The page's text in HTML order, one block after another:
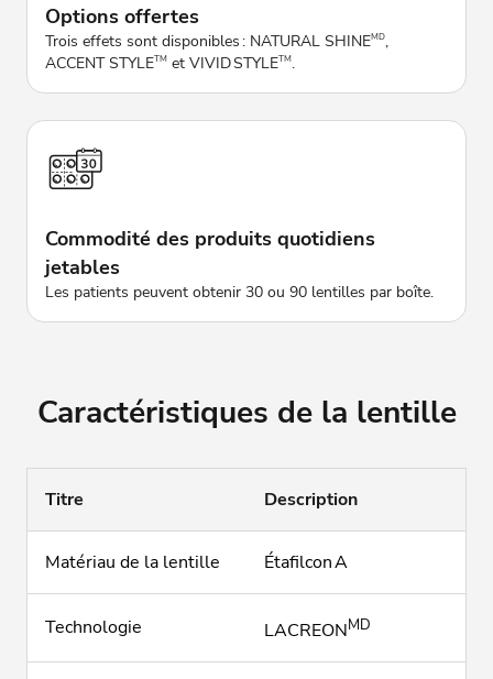
Options offertes
Trois effets sont disponibles : NATURAL SHINEMD,
ACCENT STYLETM et VIVID STYLETM.
Commodité des produits quotidiens
jetables
Les patients peuvent obtenir 30 ou 90 lentilles par boîte.
Caractéristiques de la lentille
Titre Description
Matériau de la lentille Étafilcon A
Technologie LACREONMD